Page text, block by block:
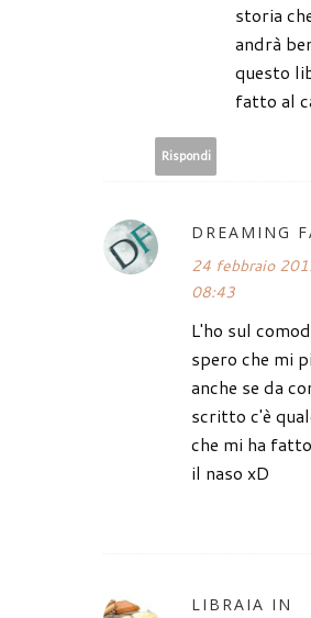
storia
andrà
questo
fatto al
Rispondi
DREAMING
24 febbraio
08:43
L'ho sul
spero che mi
anche se da
scritto c'è
che mi ha
il naso xD
LIBRAIA IN